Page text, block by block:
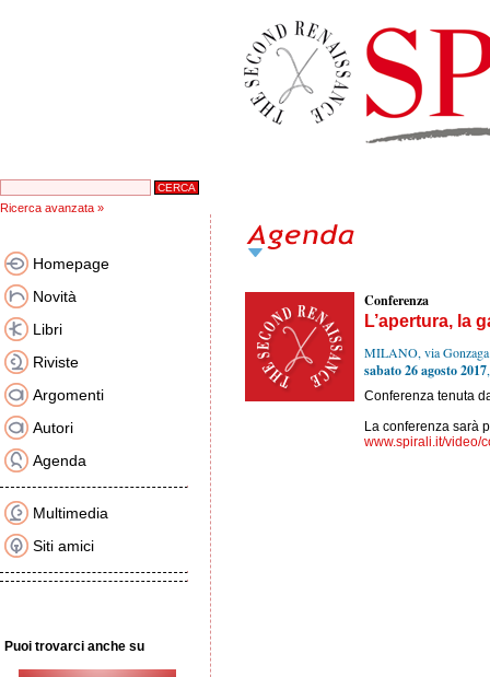
Ricerca avanzata »
Homepage
Novità
Libri
Riviste
Argomenti
Autori
Agenda
Multimedia
Siti amici
Puoi trovarci anche su
Conferenza
L’apertura, la
MILANO, via
sabato 26 agosto 2017
Conferenza tenuta
La conferenza sarà
www.spirali.it/video/